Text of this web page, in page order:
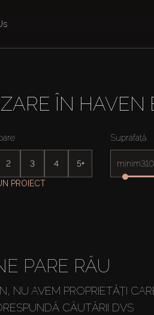
ÎN HAVEN
2 3 4 5+
Suprafață
minim
PROIECT
PARE RĂU
NU AVEM PROPRIETĂȚI
CĂUTĂRII DVS